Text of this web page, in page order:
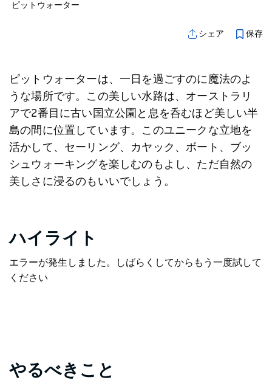
ピットウォーター
シェア 保存
ピットウォーターは、一日を過ごすのに魔法のよ
うな場所です。この美しい水路は、オーストラリ
アで2番目に古い国立公園と息を呑むほど美しい半
島の間に位置しています。このユニークな立地を
活かして、セーリング、カヤック、ボート、ブッ
シュウォーキングを楽しむのもよし、ただ自然の
美しさに浸るのもいいでしょう。
ハイライト
エラーが発生しました。しばらくしてからもう一度試して
ください
やるべきこと